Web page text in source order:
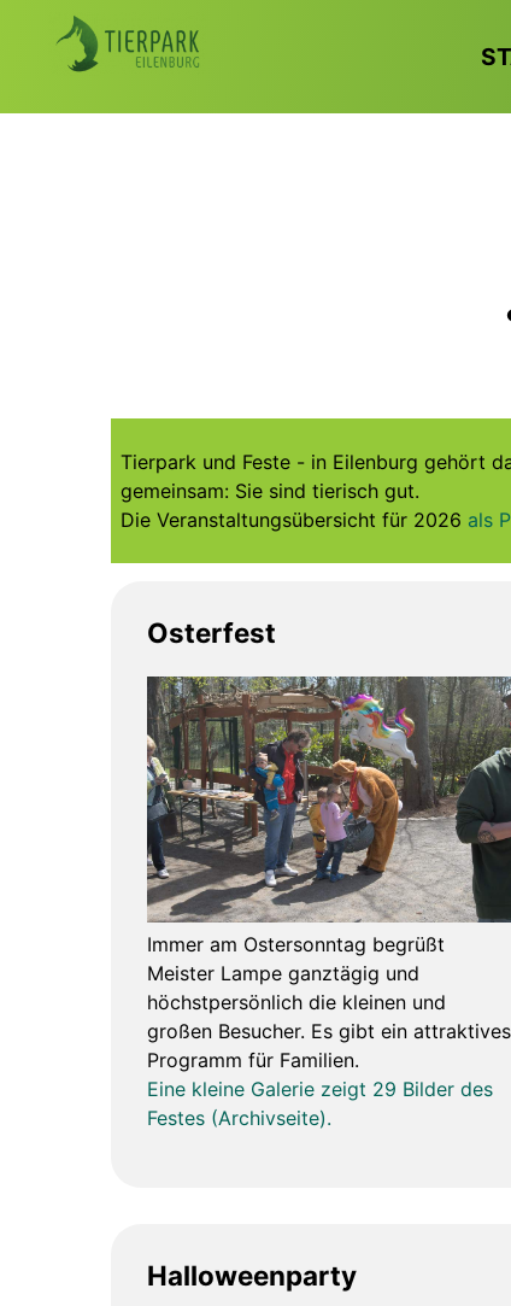
Tierpark und Feste - in Eilenburg gehört
gemeinsam: Sie sind tierisch gut.
Die Veranstaltungsübersicht für 2026 als
Osterfest
Immer am Ostersonntag begrüßt
Meister Lampe ganztägig und
höchstpersönlich die kleinen und
großen Besucher. Es gibt ein attraktives
Programm für Familien.
Eine kleine Galerie zeigt 29 Bilder des
Festes (Archivseite).
Halloweenparty